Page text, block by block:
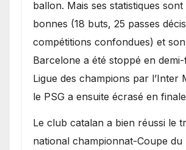
ballon. Mais ses statistiques sont
bonnes (18 buts, 25 passes
compétitions confondues) et
Barcelone a été stoppé en
Ligue des champions par l’Inter
le PSG a ensuite écrasé en
Le club catalan a bien réussi le
national championnat-Coupe du